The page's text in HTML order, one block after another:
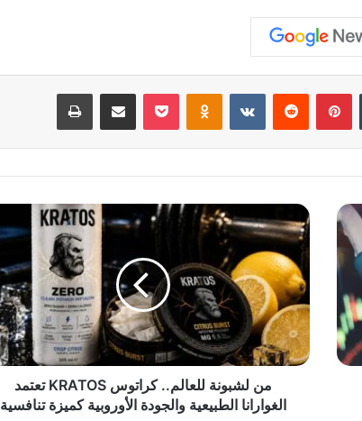
‏Tumblr بينتيريست ‏Reddit
‏VKontakte
Odnoklassniki
‫Pocket مشاركة عبر البريد طباعة
م
ن
ل
ش
ب
و
ل
من لشبونة للعالم.. كراتوس KRATOS تعتمد
الغوارانا الطبيعية والجودة الأوروبية كميزة تنافسية